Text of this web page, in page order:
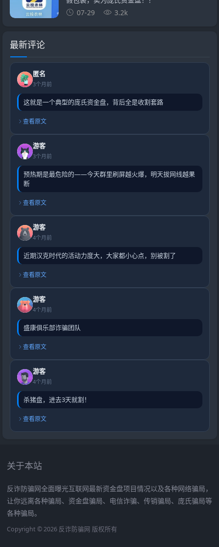
07-29
3.2k
最新评论
匿名
3个月前
这就是一个典型的庞氏资金盘，背后全是收割套路
查看原文
游客
3个月前
预热期是最危险的——今天群里刷屏越火爆，明天拔网线越果
断
查看原文
游客
4个月前
近期汉克时代的活动力度大，大家都小心点，别被割了
查看原文
游客
4个月前
盛康俱乐部诈骗团队
查看原文
游客
4个月前
杀猪盘，进去3天就割！
查看原文
关于本站
反诈防骗网全面曝光互联网最新资金盘项目情况以及各种网络骗局，
让你远离各种骗局、资金盘骗局、电信诈骗、传销骗局、庞氏骗局等
各种骗局。
Copyright © 2026 反诈防骗网 版权所有